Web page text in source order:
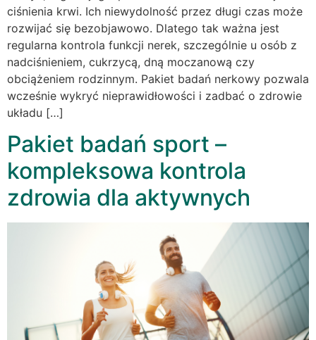
ciśnienia krwi. Ich niewydolność przez długi czas może
rozwijać się bezobjawowo. Dlatego tak ważna jest
regularna kontrola funkcji nerek, szczególnie u osób z
nadciśnieniem, cukrzycą, dną moczanową czy
obciążeniem rodzinnym. Pakiet badań nerkowy pozwala
wcześnie wykryć nieprawidłowości i zadbać o zdrowie
układu […]
Pakiet badań sport –
kompleksowa kontrola
zdrowia dla aktywnych